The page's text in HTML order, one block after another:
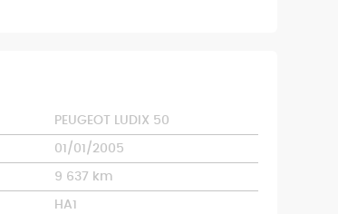
PEUGEOT LUDIX 50
01/01/2005
9 637 km
HA1